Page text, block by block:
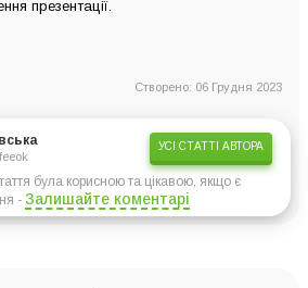
презентації.
Створено: 06 Грудня 2023
УСІ СТАТТІ АВТОРА
була корисною та цікавою, якщо є
- Залишайте коментарі